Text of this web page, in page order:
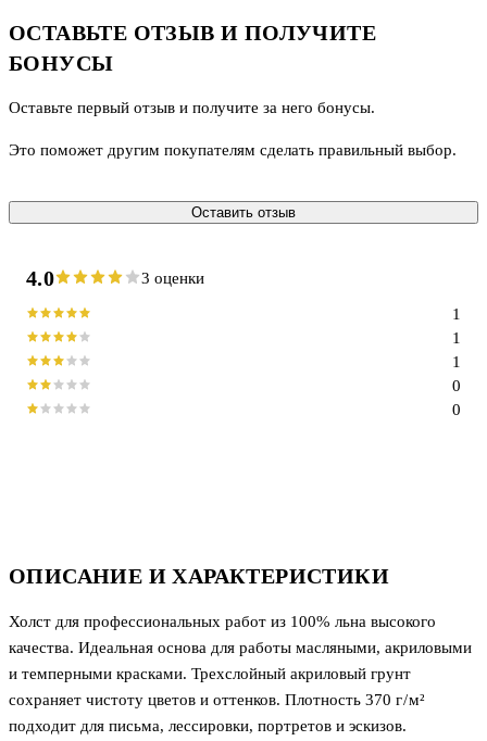
ОПИСАНИЕ И ХАРАКТЕРИСТИКИ
Холст для профессиональных работ из 100% льна высокого
качества. Идеальная основа для работы масляными, акриловыми
и темперными красками. Трехслойный акриловый грунт
сохраняет чистоту цветов и оттенков. Плотность 370 г / м²
подходит для письма, лессировки, портретов и эскизов.
ОСТАВЬТЕ ОТЗЫВ И ПОЛУЧИТЕ
БОНУСЫ
Оставьте первый отзыв и получите за него бонусы.
Это поможет другим покупателям сделать правильный выбор.
Оставить отзыв
4.0 3 оценки
0
0
1
1
1